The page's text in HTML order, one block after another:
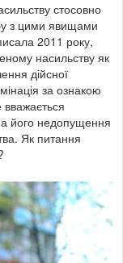
стосовно
з цими явищами
2011 року,
насильству як
дійсної
за ознакою
а його недопущення
Як питання